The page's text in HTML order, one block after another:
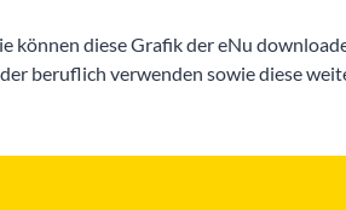
können diese Grafik der eNu
beruflich verwenden sowie diese